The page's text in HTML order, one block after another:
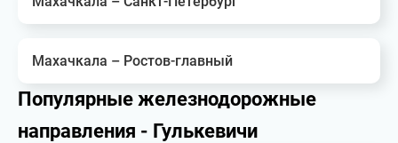
Махачкала – Ростов-главный
Популярные железнодорожные
направления - Гулькевичи